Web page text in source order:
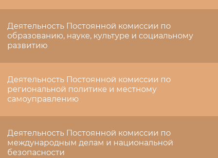
Деятельность Постоянной комиссии по
образованию, науке, культуре и социальному
развитию
Деятельность Постоянной комиссии по
региональной политике и местному
самоуправлению
Деятельность Постоянной комиссии по
международным делам и национальной
безопасности